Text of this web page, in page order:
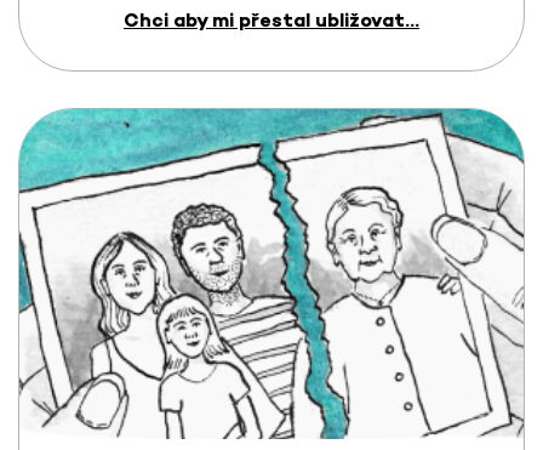
Chci aby mi přestal ubližovat...